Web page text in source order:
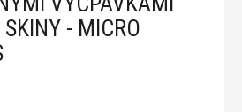
- MICRO